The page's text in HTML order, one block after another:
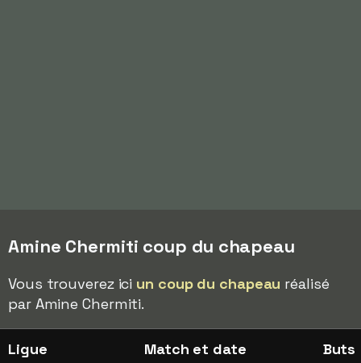
Amine Chermiti coup du chapeau
Vous trouverez ici un coup du chapeau réalisé
par Amine Chermiti.
Ligue Match et date Buts